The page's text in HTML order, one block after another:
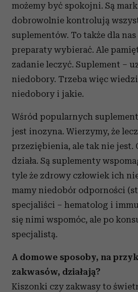
możemy być spokojni. Są
dobrowolnie kontrolują
suplementów. To także dla
preparaty wybierać. Ale
zadanie leczyć. Suplement –
niedobory. Trzeba więc
niedobory i jakie.
Wśród popularnych
jest inozyna. Wierzymy, że
przeziębienia, ale tak nie jest.
działa. Są suplementy
tyle że zdrowy człowiek ich
mamy niedobór odporności
specjaliści – hematolog i
się nimi wspomóc, ale po
specjalistą.
A domowe sposoby, na
zakwasów, działają?
Kiszonki czy zakwasy to